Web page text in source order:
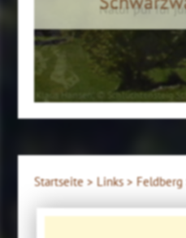
Klaus Hansen, © Schluchtensteig
Natur pur für
Startseite > Links > Feldberg